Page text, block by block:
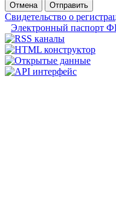
Отмена
Отправить
Свидетельство о
Электронный паспорт